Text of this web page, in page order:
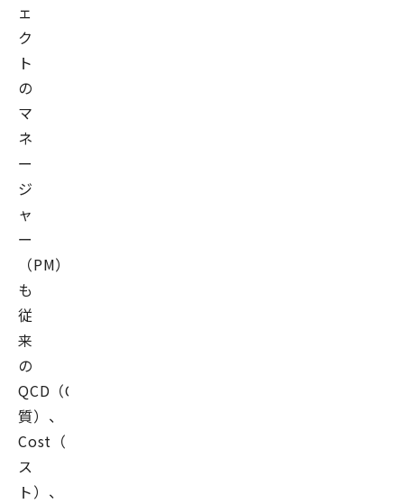
ェ
ク
ト
の
マ
ネ
ー
ジ
ャ
ー
（PM）
も
従
来
の
QCD（Quality（品
質）、
Cost（コ
ス
ト）、